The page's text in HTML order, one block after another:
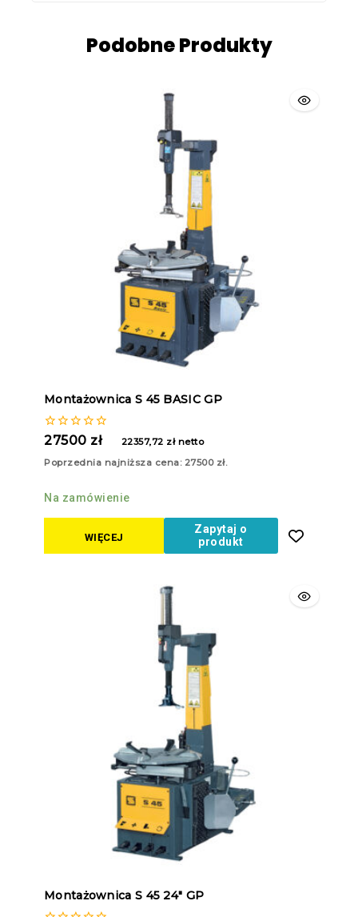
Podobne Produkty
Montażownica S 45 BASIC GP
0
5
27500 zł 22357,72 złnetto
Poprzednia najniższa cena: 27500 zł.
Na zamówienie
WIĘCEJ
Zapytaj o
produkt
Montażownica S 45 24″ GP